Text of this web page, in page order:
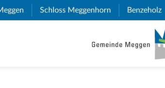
(External Link)
Schloss Meggenhorn (External Link)
Benzeholz